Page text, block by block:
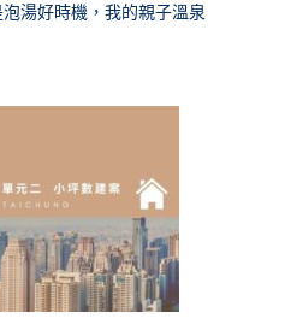
湯好時機，我的親子溫泉